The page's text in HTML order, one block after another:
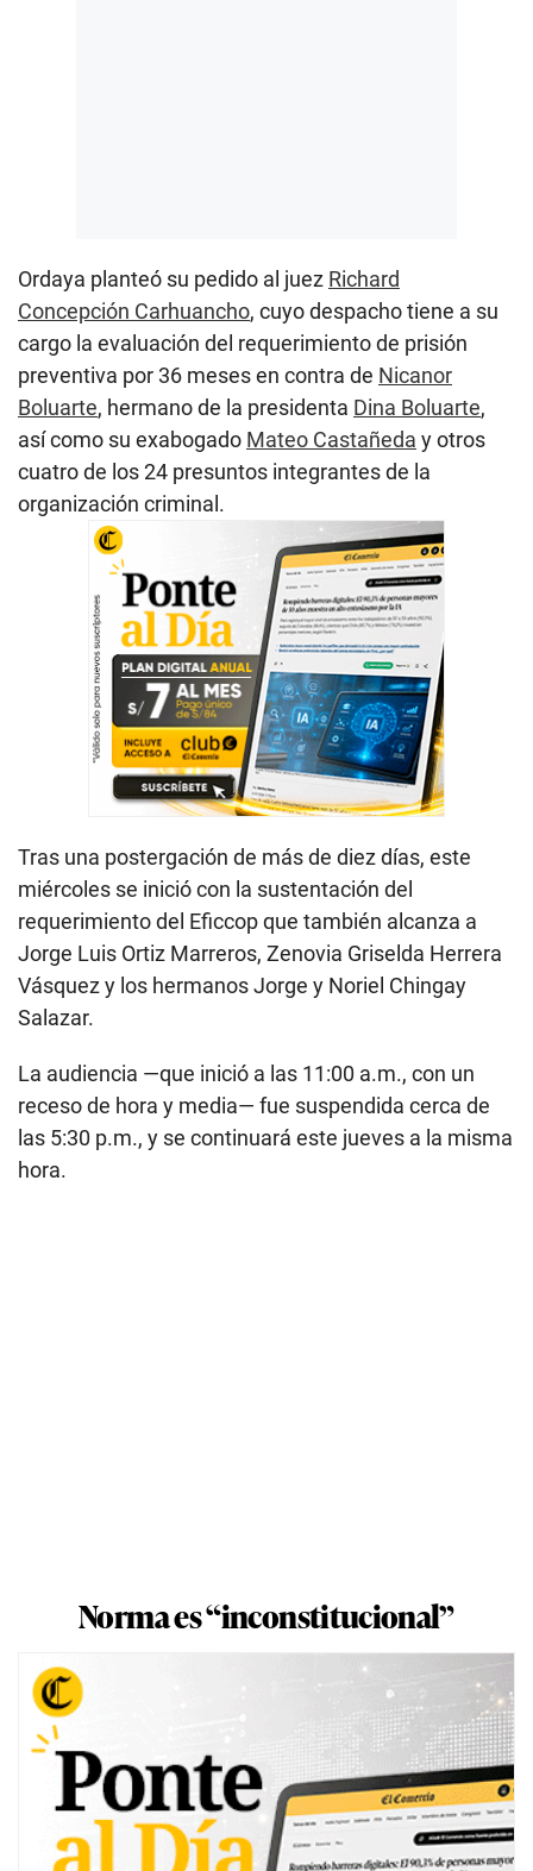
Ordaya planteó su pedido al juez Richard
Concepción Carhuancho, cuyo despacho tiene a su
cargo la evaluación del requerimiento de prisión
preventiva por 36 meses en contra de Nicanor
Boluarte, hermano de la presidenta Dina Boluarte,
así como su exabogado Mateo Castañeda y otros
cuatro de los 24 presuntos integrantes de la
organización criminal.
Tras una postergación de más de diez días, este
miércoles se inició con la sustentación del
requerimiento del Eficcop que también alcanza a
Jorge Luis Ortiz Marreros, Zenovia Griselda Herrera
Vásquez y los hermanos Jorge y Noriel Chingay
Salazar.
La audiencia —que inició a las 11:00 a.m., con un
receso de hora y media— fue suspendida cerca de
las 5:30 p.m., y se continuará este jueves a la misma
hora.
Norma es “inconstitucional”